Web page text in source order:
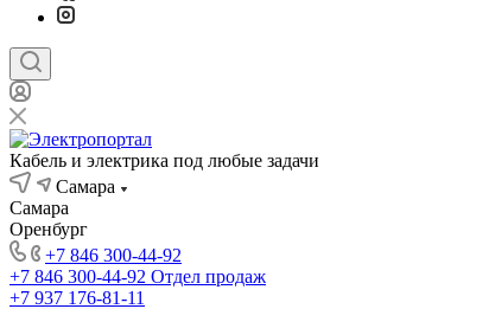
Кабель и электрика под любые задачи
Самара
Самара
Оренбург
+7 846 300-44-92
+7 846 300-44-92 Отдел продаж
+7 937 176-81-11